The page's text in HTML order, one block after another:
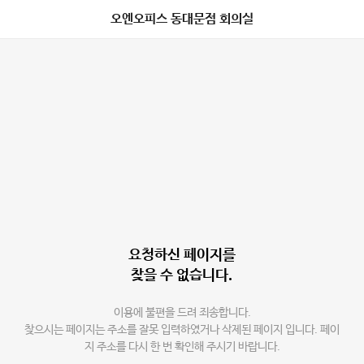
오엔오피스 동대문점 회의실
요청하신 페이지를
찾을 수 없습니다.
이용에 불편을 드려 죄송합니다.
찾으시는 페이지는 주소를 잘못 입력하였거나 삭제된 페이지 입니다. 페이
지 주소를 다시 한 번 확인해 주시기 바랍니다.